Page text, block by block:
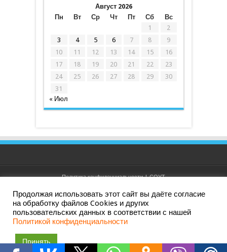
Август 2026
Пн
Вт Ср Чт Пт Сб
Вс
1
2
3
4 5 6 7 8
9
10
11 12 13 14 15
16
17
18 19 20 21 22
23
24
25 26 27 28 29
30
31
« Июл
Политика конфиденциальности|СОУТ
Дизайн и создание сайта: АО ИРК "ПРИНТ ТВ". Все права
Продолжая использовать этот сайт вы даёте согласие
на обработку файлов Cookies и других
пользовательских данных в соответствии с нашей
Политикой конфиденциальности
Принять